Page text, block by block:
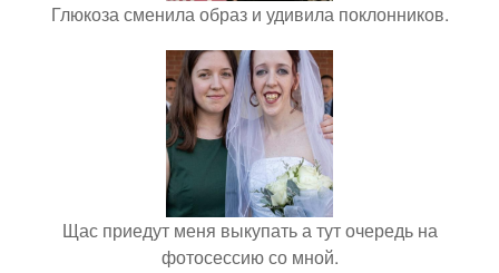
Глюкоза сменила образ и удивила поклонников.
Щас приедут меня выкупать а тут очередь на
фотосессию со мной.